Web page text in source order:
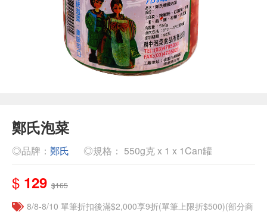
鄭氏泡菜
◎品牌： 鄭氏 ◎規格： 550g克 x 1 x 1Can罐
$ 129 $165
8/8-8/10 單筆折扣後滿$2,000享9折(單筆上限折$500)(部分商